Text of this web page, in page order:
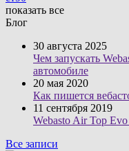
показать все
Блог
30 августа 2025
Чем запускать
автомобиле
20 мая 2020
Как пишется
11 сентября 2019
Webasto Air Top
Все записи